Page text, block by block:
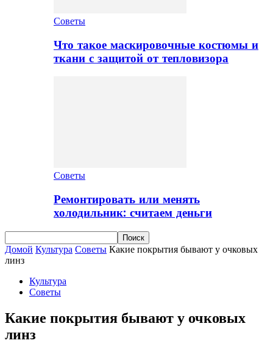
Советы
Что такое маскировочные костюмы и
ткани с защитой от тепловизора
Советы
Ремонтировать или менять
холодильник: считаем деньги
Домой Культура Советы Какие покрытия бывают у очковых
линз
Культура
Советы
Какие покрытия бывают у очковых
линз